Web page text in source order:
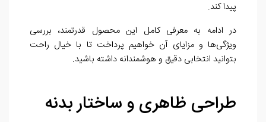
پیدا کند.
در ادامه به معرفی کامل این محصول قدرتمند، بررسی
ویژگی‌ها و مزایای آن خواهیم پرداخت تا با خیال راحت
بتوانید انتخابی دقیق و هوشمندانه داشته باشید.
طراحی ظاهری و ساختار بدنه